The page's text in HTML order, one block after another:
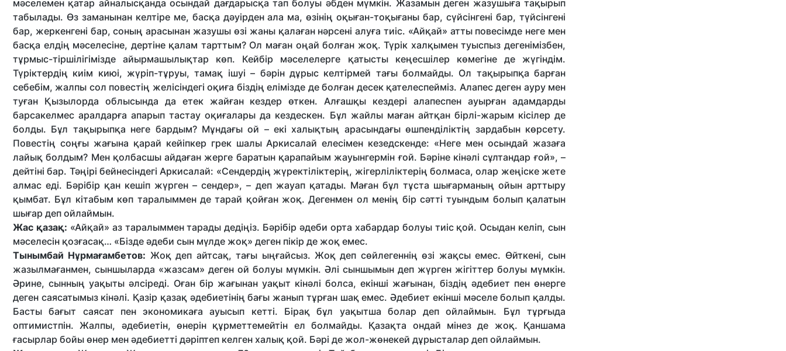
мәселемен қатар айналысқанда осындай дағдарысқа тап болуы әбден мүмкін. Жазамын деген жазушыға тақырып
табылады. Өз заманынан келтіре ме, басқа дәуірден ала ма, өзінің оқыған-тоқығаны бар, сүйсінгені бар, түйсінгені
бар, жеркенгені бар, соның арасынан жазушы өзі жаны қалаған нәрсені алуға тиіс. «Айқай» атты повесімде неге мен
басқа елдің мәселесіне, дертіне қалам тарттым? Ол маған оңай болған жоқ. Түрік халқымен туыспыз дегенімізбен,
тұрмыс-тіршілігімізде айырмашылықтар көп. Кейбір мәселелерге қатысты кеңесшілер көмегіне де жүгіндім.
Түріктердің киім киюі, жүріп-тұруы, тамақ ішуі – бәрін дұрыс келтірмей тағы болмайды. Ол тақырыпқа барған
себебім, жалпы сол повестің желісіндегі оқиға біздің елімізде де болған десек қателеспейміз. Алапес деген ауру мен
туған Қызылорда облысында да етек жайған кездер өткен. Алғашқы кездері алапеспен ауырған адамдарды
барсакелмес аралдарға апарып тастау оқиғалары да кездескен. Бұл жайлы маған айтқан бірлі-жарым кісілер де
болды. Бұл тақырыпқа неге бардым? Мұндағы ой – екі халықтың арасындағы өшпенділіктің зардабын көрсету.
Повестің соңғы жағына қарай кейіпкер грек шалы Аркисалай елесімен кезедскенде: «Неге мен осындай жазаға
лайық болдым? Мен қолбасшы айдаған жерге баратын қарапайым жауынгермін ғой. Бәріне кінәлі сұлтандар ғой», –
дейтіні бар. Тәңірі бейнесіндегі Аркисалай: «Сендердің жүректіліктерің, жігерліліктерің болмаса, олар жеңіске жете
алмас еді. Бәрібір қан кешіп жүрген – сендер», – деп жауап қатады. Маған бұл тұста шығарманың ойын арттыру
қымбат. Бұл кітабым көп таралыммен де тарай қойған жоқ. Дегенмен ол менің бір сәтті туындым болып қалатын
шығар деп ойлаймын.
Жас қазақ: «Айқай» аз таралыммен тарады дедіңіз. Бәрібір әдеби орта хабардар болуы тиіс қой. Осыдан келіп, сын
мәселесін қозғасақ… «Бізде әдеби сын мүлде жоқ» деген пікір де жоқ емес.
Тынымбай Нұрмағамбетов: Жоқ деп айтсақ, тағы ыңғайсыз. Жоқ деп сөйлегеннің өзі жақсы емес. Өйткені, сын
жазылмағанмен, сыншыларда «жазсам» деген ой болуы мүмкін. Әлі сыншымын деп жүрген жігіттер болуы мүмкін.
Әрине, сынның уақыты әлсіреді. Оған бір жағынан уақыт кінәлі болса, екінші жағынан, біздің әдебиет пен өнерге
деген саясатымыз кінәлі. Қазір қазақ әдебиетінің бағы жанып тұрған шақ емес. Әдебиет екінші мәселе болып қалды.
Басты бағыт саясат пен экономикаға ауысып кетті. Бірақ бұл уақытша болар деп ойлаймын. Бұл тұрғыда
оптимистпін. Жалпы, әдебиетін, өнерін құрметтемейтін ел болмайды. Қазақта ондай мінез де жоқ. Қаншама
ғасырлар бойы өнер мен әдебиетті дәріптеп келген халық қой. Бәрі де жол-жөнекей дұрысталар деп ойлаймын.